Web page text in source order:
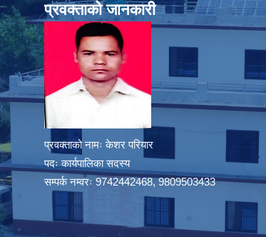
प्रवक्ताको जानकारी
प्रवक्ताको नामः केशर परियार
पदः कार्यपालिका सदस्य
सम्पर्क नम्वरः 9742442468, 9809503433